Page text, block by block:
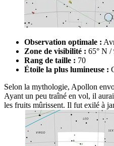
Observation optimale :
Zone de visibilité : 65° N /
Rang de taille : 70
Étoile la plus lumineuse :
Selon la mythologie, Apollon
Ayant un peu traîné en vol, il
les fruits mûrissent. Il fut exilé à